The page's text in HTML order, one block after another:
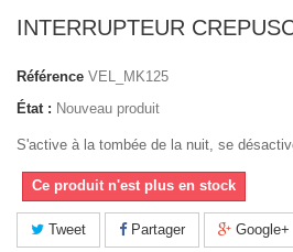
INTERRUPTEUR
Référence VEL_MK125
État : Nouveau produit
S'active à la tombée de la nuit, se
Ce produit n'est plus en stock
Tweet Partager Google+